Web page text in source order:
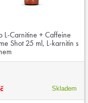
L-Carnitine + Caffeine
Shot 25 ml, L-karnitin s
Skladem